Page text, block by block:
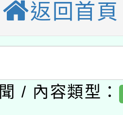
養講師名單
委員會函釋公
陸應申請許可
部水利署委託
究院辦理「
月22日(星期六
返回首頁
/ 內容類型：